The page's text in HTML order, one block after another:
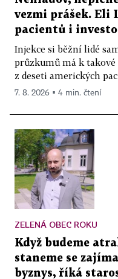
vezmi prášek. Eli
pacientů i
Injekce si běžní lidé
průzkumů má k
z deseti amerických
7. 8. 2026 ▪ 4 min. čtení
ZELENÁ OBEC ROKU
Když budeme
staneme se
byznys, říká